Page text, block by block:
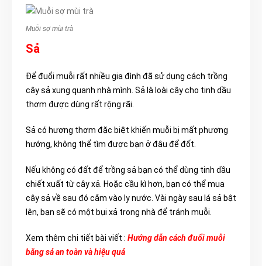
Muỗi sợ mùi trà
Sả
Để đuổi muỗi rất nhiều gia đình đã sử dụng cách trồng
cây sả xung quanh nhà mình. Sả là loài cây cho tinh dầu
thơm được dùng rất rộng rãi.
Sả có hương thơm đặc biệt khiến muỗi bị mất phương
hướng, không thể tìm được bạn ở đâu để đốt.
Nếu không có đất để trồng sả bạn có thể dùng tinh dầu
chiết xuất từ cây xả. Hoặc cầu kì hơn, bạn có thể mua
cây sả về sau đó cắm vào ly nước. Vài ngày sau lá sả bật
lên, bạn sẽ có một bụi xả trong nhà để tránh muỗi.
Xem thêm chi tiết bài viết : Hướng dẫn cách đuổi muỗi
bằng sả an toàn và hiệu quả